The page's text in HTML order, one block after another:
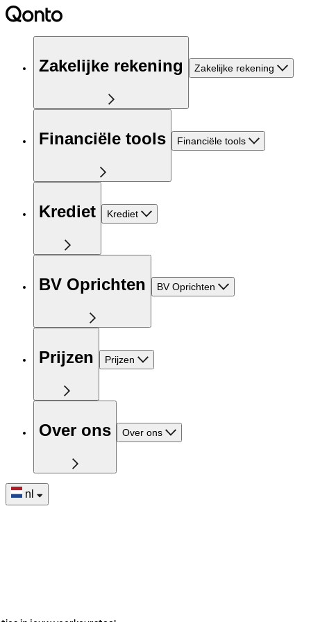
Zakelijke rekening Zakelijke rekening
Financiële tools Financiële tools
Krediet Krediet
BV Oprichten BV Oprichten
Prijzen Prijzen
Over ons Over ons
nl